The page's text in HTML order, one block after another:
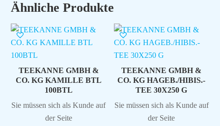
Ähnliche Produkte
TEEKANNE GMBH &
CO. KG KAMILLE BTL
100BTL
Sie müssen sich als Kunde auf
der Seite
TEEKANNE GMBH &
CO. KG HAGEB./HIBIS.-
TEE 30X250 G
Sie müssen sich als Kunde auf
der Seite